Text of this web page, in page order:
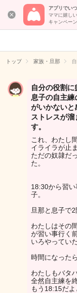
アプリでい
ママに嬉し
キャンペー
トップ 家族・旦那
自分の役割
息子の自主
がいかないと
ストレスが
す。
これ、わたし
イライラが止
ただの奴隷だ
た。
18:30から習
子。
旦那と息子で2
わたしはその
が習い事行く
いろやっていた
時間になった
わたしもバタ
全然自主練を
もう18:15だよ